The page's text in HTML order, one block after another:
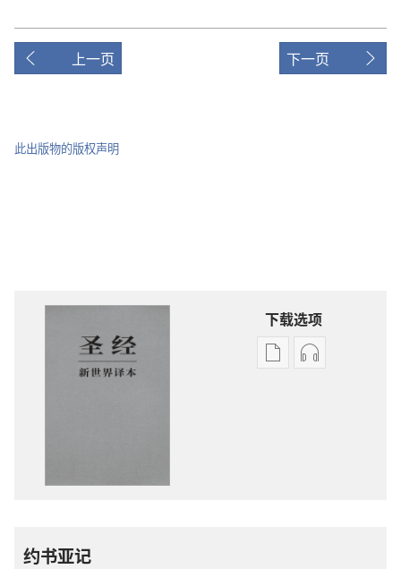
上一页 下一页
此出版物的版权声明
下载选项
电
录
约书亚记